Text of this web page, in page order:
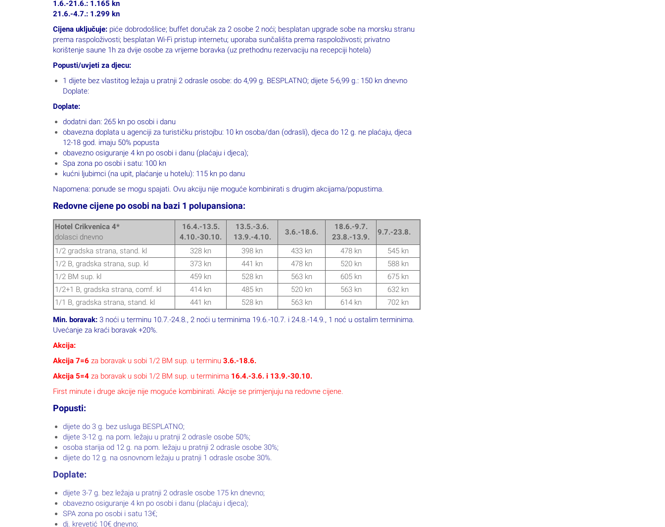
Hotel Crikvenica 4*
1/2 gradska strana, stand. kl 328 kn 398 kn 433 kn 478 kn
545 kn
1/2 B, gradska strana, sup. kl
373 kn 441 kn 478 kn 520 kn
1/2 BM sup. kl
1/1 B, gradska strana, stand. kl
528 kn 614 kn
Min. boravak:
Akcija:
Akcija 7=6za boravak u sobi 1/2 BM sup. u terminu
Akcija 5=4za boravak u sobi 1/2 BM sup. u terminima
First minute i druge akcije nije moguće kombinirati. Akcije se primjenjuju na redovne cijene.
Popusti:
dijete do 3 g. bez usluga BESPLATNO;
dijete 3-12 g. na pom. ležaju u pratnji 2 odrasle osobe 50%;
osoba starija od 12 g. na pom. ležaju u pratnji 2 odrasle osobe 30%;
dijete do 12 g. na osnovnom ležaju u pratnji 1 odrasle osobe 30%.
Doplate:
dijete 3-7 g. bez ležaja u pratnji 2 odrasle osobe 175 kn dnevno;
obavezno osiguranje 4 kn po osobi i danu (plaćaju i djeca);
SPA zona po osobi i satu 13€;
dj. krevetić 10€ dnevno;
kućni ljubimci 15€ dnevno (na upit);
parking 13€ dnevno (ograničen broj mjesta, nije ga moguće rezervirati);
single use 220 kn dnevno.
Odbitci:
odbitak za uslugu noćenja s doručkom 22 kn po osobi i danu
Obavezna doplata kod rezervacije za boravišnu pristojbu:
1.4.-1.10.: 10 kn osoba/dan (odrasli)
ostali termini: 8 kn osoba/dan (odrasli)
Djeca 12-18 godina plaćaju 50% iznosa turističke pristojbe, djeca do 12 g. ne plaćaju turističku pristojbu.
(Turistička pristojba definirana je Zakonom o turističkoj pristojbi. Zadržavamo pravo promjene iste u slučaju
promjene Zakona.)
Putnička agencija Nikal želi Vam ugodan boravak u Crikvenici.